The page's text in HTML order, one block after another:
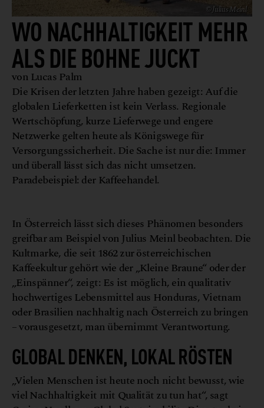
© Julius Meinl
WO NACHHALTIGKEIT MEHR
ALS DIE BOHNE JUCKT
von Lucas Palm
Die Krisen der letzten Jahre haben gezeigt: Auf die
globalen Lieferketten ist kein Verlass. Regionale
Wertschöpfung, kurze Lieferwege und engere
Netzwerke gelten heute als Königswege für
Versorgungssicherheit. Die Sache ist nur die: Immer
und überall lässt sich das nicht umsetzen.
Paradebeispiel: der Kaffeehandel.
In Österreich lässt sich dieses Phänomen besonders
greifbar am Beispiel von Julius Meinl beobachten. Die
Kultmarke, die seit 1862 zur österreichischen
Kaffeekultur gehört wie der „Kleine Braune“ oder der
„Einspänner“, zeigt: Es ist möglich, ein qualitativ
hochwertiges Lebensmittel aus Honduras, Vietnam
oder Brasilien nachhaltig nach Österreich zu bringen
– vorausgesetzt, man übernimmt Verantwortung.
GLOBAL DENKEN, LOKAL RÖSTEN
„Vielen Menschen ist heute noch nicht bewusst, wie
viel Nachhaltigkeit mit Qualität zu tun hat“, sagt